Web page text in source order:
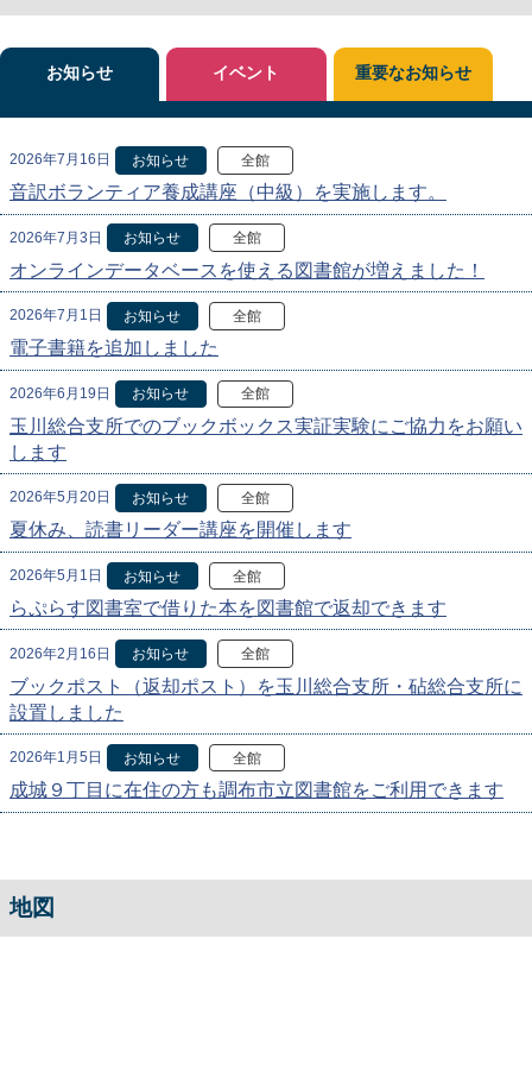
お知らせ
2026年7月16日 お知らせ 全館
音訳ボランティア養成講座（中級）を実施します。
2026年7月3日 お知らせ 全館
オンラインデータベースを使える図書館が増えました！
2026年7月1日 お知らせ 全館
電子書籍を追加しました
2026年6月19日 お知らせ 全館
玉川総合支所でのブックボックス実証実験にご協力をお願い
します
2026年5月20日 お知らせ 全館
夏休み、読書リーダー講座を開催します
2026年5月1日 お知らせ 全館
らぷらす図書室で借りた本を図書館で返却できます
2026年2月16日 お知らせ 全館
ブックポスト（返却ポスト）を玉川総合支所・砧総合支所に
設置しました
2026年1月5日 お知らせ 全館
成城９丁目に在住の方も調布市立図書館をご利用できます
イベント 重要なお知らせ
地図